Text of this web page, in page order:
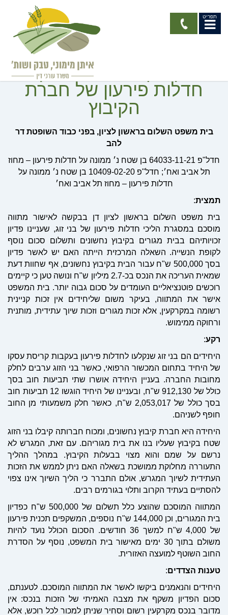
תפריט
מעמדו של בית המגורים
בקיבוץ במסגרת הליך
חדלות פירעון של חברת
הקיבוץ
בית משפט השלום בראשון לציון,בפני כבוד השופטת דר
להב
חדל"פ 64033-11-21 בן שטח נ׳ ממונה על חדלות פירעון – מחוז
תל אביב ואח׳; חדל"פ 10409-02-20 בן שטח נ׳ ממונה על
חדלות פירעון – מחוז תל אביב ואח׳
תמצית:
בית משפט השלום בראשון לציון דן בבקשה לאישור מתווה
מוסכם במסגרת הליכי חדלות פירעון של בני זוג, שעניינו פדיון
זכויותיהם בבית מגורים בקיבוץ נחשונים ותשלום סכום נוסף
לקופת הנשייה. השאלה המרכזית הייתה האם יש לאשר פדיון
בסך 500,000 ש"ח עבור הבית בקיבוץ נחשונים, אף שחוות דעת
שמאית העריכה את הנכס בכ-2.7 מיליון ש"ח ונושה טען כי קיימים
רוכשים פוטנציאליים העומדים על סכום גבוה יותר. בית המשפט
אישר את המתווה, בעיקר משום שליחידים אין זכות קניינית
רשומה במקרקעין, אלא זכות מגורים וזכות שיוך עתידית, מותנית
ורחוקה ממימוש.
רקע:
היחידים הם בני זוג שנקלעו לחדלות פירעון בעקבות קריסת עסקו
של היחיד בתחום המכשור הרפואי, כאשר בני הזוג ערבים לחלק
מחובות החברה. בעניין היחידה אושרו שתי תביעות חוב בסך
כולל של 912,130 ש"ח, ובעניינו של היחיד הוגשו 12 תביעות חוב
בסך כולל של 2,053,017 ש"ח, כאשר חלק משמעותי מן החוב
חופף לשניהם.
היחידה היא חברת קיבוץ נחשונים, ומכוח חברותה קיבלו בני הזוג
שטח בקיבוץ שעליו בנו את בית מגוריהם. עם זאת, המגרש לא
נרשם על שמם והוא מצוי בבעלות הקיבוץ. במהלך ההליך
התעוררה מחלוקת ממושכת בשאלה האם ניתן לממש את הזכות
העתידית לשיוך המגרש, אולם התברר כי הליך השיוך אינו צפוי
להסתיים בעתיד הקרוב ותלוי בגורמים רבים.
המתווה המוסכם שהוצע כלל תשלום של 500,000 ש"ח כפדיון
בית המגורים, וכן 144,000 ש"ח נוספים, המשקפים תכנית פירעון
של 4,000 ש"ח למשך 36 חודשים. הסכום הכולל נועד להיות
משולם בתוך 30 ימים מאישור בית המשפט, נוסף על הסדרת
החוב השוטף למועצה האזורית.
טענות הצדדים:
היחידים והנאמנים ביקשו לאשר את המתווה המוסכם. לטענתם,
סכום הפדיון משקף את מצבה האמיתי של הזכות בנכס: אין
מדובר בנכס מקרקעין רשום וסחיר שניתן למכור לכל רוכש, אלא